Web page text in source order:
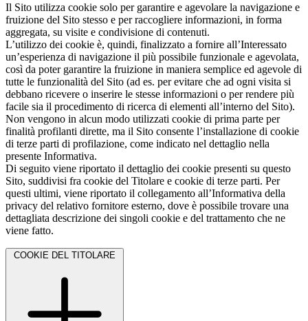
Il Sito utilizza cookie solo per garantire e agevolare la navigazione e
fruizione del Sito stesso e per raccogliere informazioni, in forma
aggregata, su visite e condivisione di contenuti.
L’utilizzo dei cookie è, quindi, finalizzato a fornire all’Interessato
un’esperienza di navigazione il più possibile funzionale e agevolata,
così da poter garantire la fruizione in maniera semplice ed agevole di
tutte le funzionalità del Sito (ad es. per evitare che ad ogni visita si
debbano ricevere o inserire le stesse informazioni o per rendere più
facile sia il procedimento di ricerca di elementi all’interno del Sito).
Non vengono in alcun modo utilizzati cookie di prima parte per
finalità profilanti dirette, ma il Sito consente l’installazione di cookie
di terze parti di profilazione, come indicato nel dettaglio nella
presente Informativa.
Di seguito viene riportato il dettaglio dei cookie presenti su questo
Sito, suddivisi fra cookie del Titolare e cookie di terze parti. Per
questi ultimi, viene riportato il collegamento all’Informativa della
privacy del relativo fornitore esterno, dove è possibile trovare una
dettagliata descrizione dei singoli cookie e del trattamento che ne
viene fatto.
COOKIE DEL TITOLARE